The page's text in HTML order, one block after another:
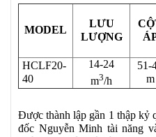
MODEL
LƯU
LƯỢNG
HCLF20-
40
14-24
m3/h
51-
m
Được thành lập gần 1 thập kỷ
đốc Nguyễn Minh tài năng